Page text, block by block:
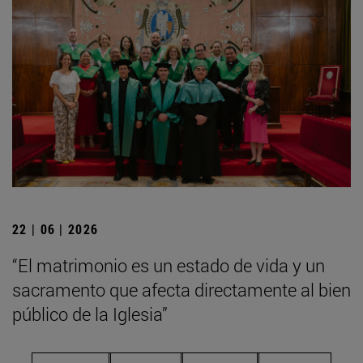
22 | 06 | 2026
“El matrimonio es un estado de vida y un
sacramento que afecta directamente al bien
público de la Iglesia”